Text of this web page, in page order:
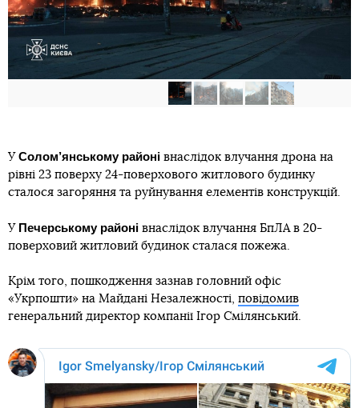
У Солом’янському районі внаслідок влучання дрона на
рівні 23 поверху 24-поверхового житлового будинку
сталося загоряння та руйнування елементів конструкцій.
У Печерському районі внаслідок влучання БпЛА в 20-
поверховий житловий будинок сталася пожежа.
Крім того, пошкодження зазнав головний офіс
«Укрпошти» на Майдані Незалежності, повідомив
генеральний директор компанії Ігор Смілянський.